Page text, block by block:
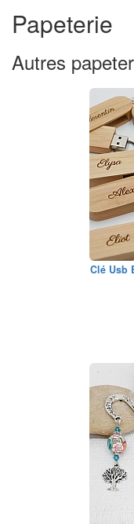
Papeterie
Autres
Clé Usb